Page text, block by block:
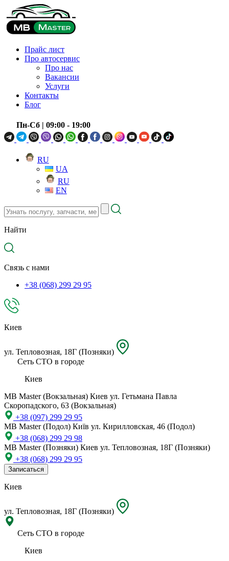
Прайс лист
Про автосервис
Про нас
Вакансии
Услуги
Контакты
Блог
Пн-Сб | 09:00 - 19:00
RU
UA
RU
EN
Узнать
послугу,
запчасти,
местоположение
Найти
Связь с нами
+38 (068) 299 29 95
Киев
ул. Тепловозная, 18Г (Позняки)
Сеть СТО в городе
Киев
MB Master (Вокзальная) Киев ул. Гетьмана Павла
Скоропадского, 63 (Вокзальная)
+38 (097) 299 29 95
MB Master (Подол) Київ ул. Кирилловская, 46 (Подол)
+38 (068) 299 29 98
MB Master (Позняки) Киев ул. Тепловозная, 18Г (Позняки)
+38 (068) 299 29 95
Записаться
Киев
ул. Тепловозная, 18Г (Позняки)
Сеть СТО в городе
Киев